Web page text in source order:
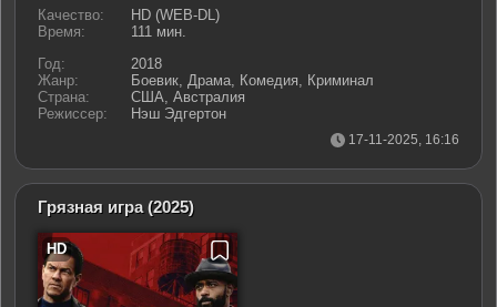
Качество:
HD (WEB-DL)
Время:
111 мин.
Год:
2018
Жанр:
Боевик, Драма, Комедия, Криминал
Страна:
США, Австралия
Режиссер:
Нэш Эдгертон
17-11-2025, 16:16
Грязная игра(2025)